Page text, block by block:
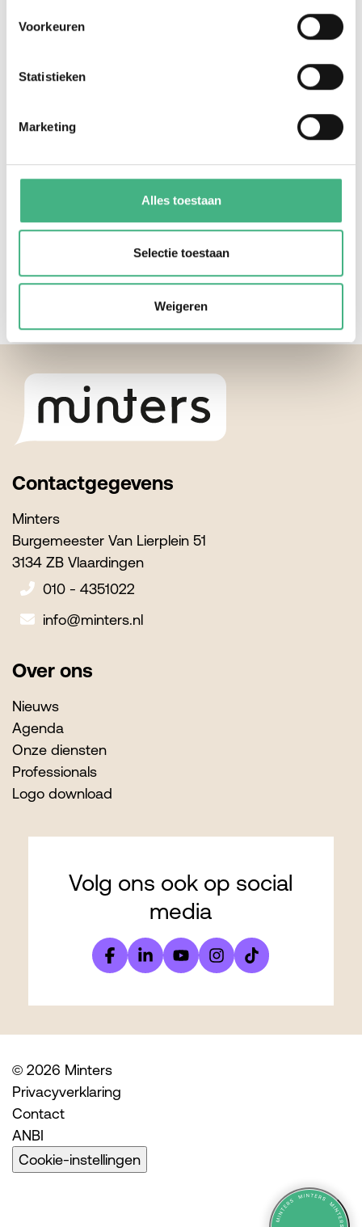
Voorkeuren
Statistieken
Marketing
Alles toestaan
Selectie toestaan
Weigeren
Telefoonnummer
Aanmelden
Contactgegevens
Minters
Burgemeester Van Lierplein 51
3134 ZB Vlaardingen
010 - 4351022
info@minters.nl
Over ons
Nieuws
Agenda
Onze diensten
Professionals
Logo download
Volg ons ook op social
media
© 2026 Minters
Privacyverklaring
Contact
ANBI
Cookie-instellingen